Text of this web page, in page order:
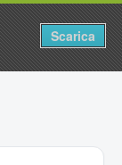
Scarica